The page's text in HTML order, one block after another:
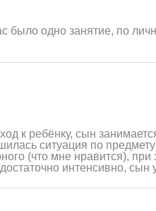
было одно занятие, по
к ребёнку, сын
ситуация по
(что мне нравится),
интенсивно, сын